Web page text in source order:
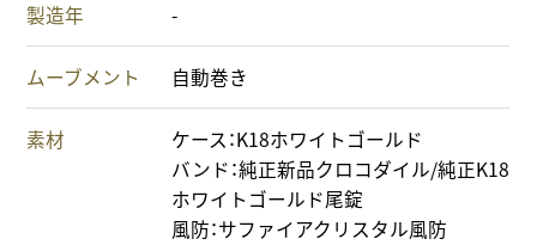
製造年 -
ムーブメント 自動巻き
素材
ケース：K18ホワイトゴールド
バンド：純正新品クロコダイル/純正K18
ホワイトゴールド尾錠
風防：サファイアクリスタル風防